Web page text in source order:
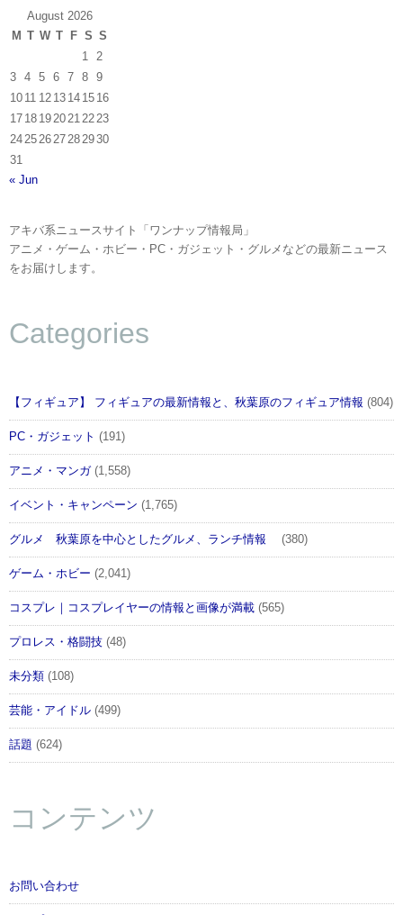
August 2026
M T W T F S S
1
2
3
4 5 6 7 8
9
10 11 12 13 14 15 16
17 18 1920212223
24252627282930
31
« Jun
アキバ系ニュースサイト「ワンナップ情報局」
アニメ・ゲーム・ホビー・PC・ガジェット・グルメなどの最新ニュース
をお届けします。
Categories
【フィギュア】 フィギュアの最新情報と、秋葉原のフィギュア情報 (804)
PC・ガジェット (191)
アニメ・マンガ(1,558)
イベント・キャンペーン (1,765)
グルメ 秋葉原を中心としたグルメ、ランチ情報 (380)
ゲーム・ホビー (2,041)
コスプレ｜コスプレイヤーの情報と画像が満載 (565)
プロレス・格闘技 (48)
未分類 (108)
芸能・アイドル (499)
話題 (624)
コンテンツ
お問い合わせ